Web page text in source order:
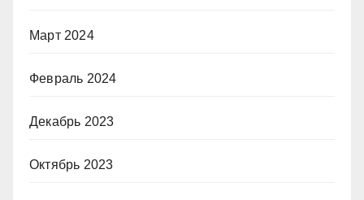
Март 2024
Февраль 2024
Декабрь 2023
Октябрь 2023